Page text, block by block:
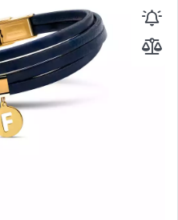
مجله روبی